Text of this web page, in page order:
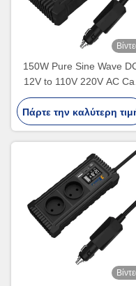
150W Pure Sine Wave
12V to 110V 220V AC Car
Charger Converter
Dual USB Off Grid 200W
Power Inverter
Πάρτε την καλύτερη